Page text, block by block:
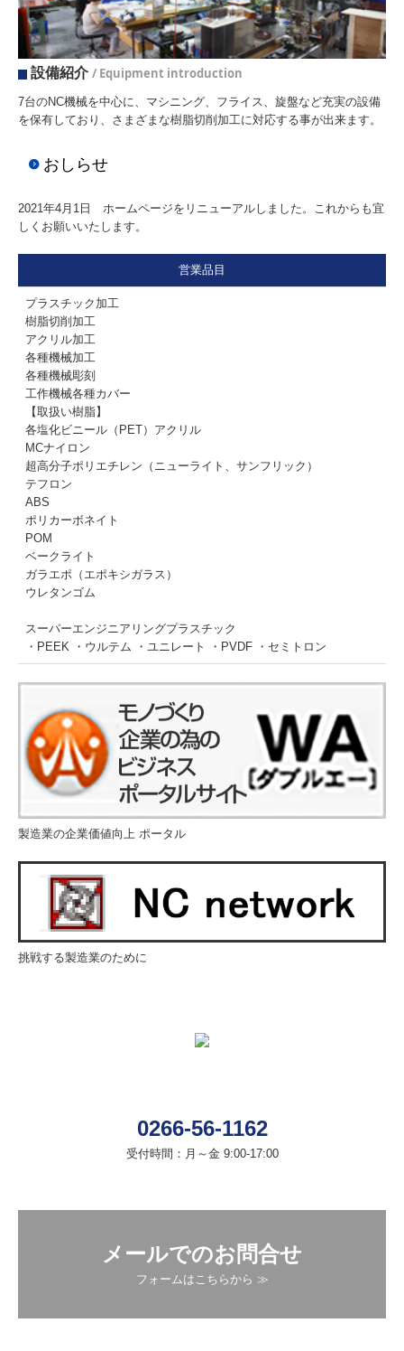
営業品目
プラスチック加工
樹脂切削加工
アクリル加工
各種機械加工
各種機械彫刻
工作機械各種カバー
【取扱い樹脂】
各塩化ビニール（PET）アクリル
MCナイロン
超高分子ポリエチレン（ニューライト、サンフリック）
テフロン
ABS
ポリカーボネイト
POM
ベークライト
ガラエポ（エポキシガラス）
ウレタンゴム
スーパーエンジニアリングプラスチック
・PEEK ・ウルテム ・ユニレート ・PVDF ・セミトロン
製造業の企業価値向上 ポータル
挑戦する製造業のために
設備紹介 / Equipment introduction
7台のNC機械を中心に、マシニング、フライス、旋盤など充実の設備
を保有しており、さまざまな樹脂切削加工に対応する事が出来ます。
おしらせ
2021年4月1日 ホームページをリニューアルしました。これからも宜
しくお願いいたします。
0266-56-1162
受付時間：月～金 9:00-17:00
メールでのお問合せ
フォームはこちらから ≫